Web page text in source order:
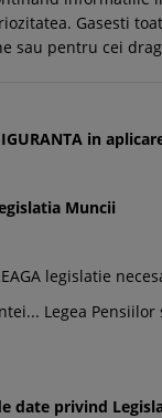
Gasesti
sau pentru cei
in
Muncii
legislatie
Legea
date privind